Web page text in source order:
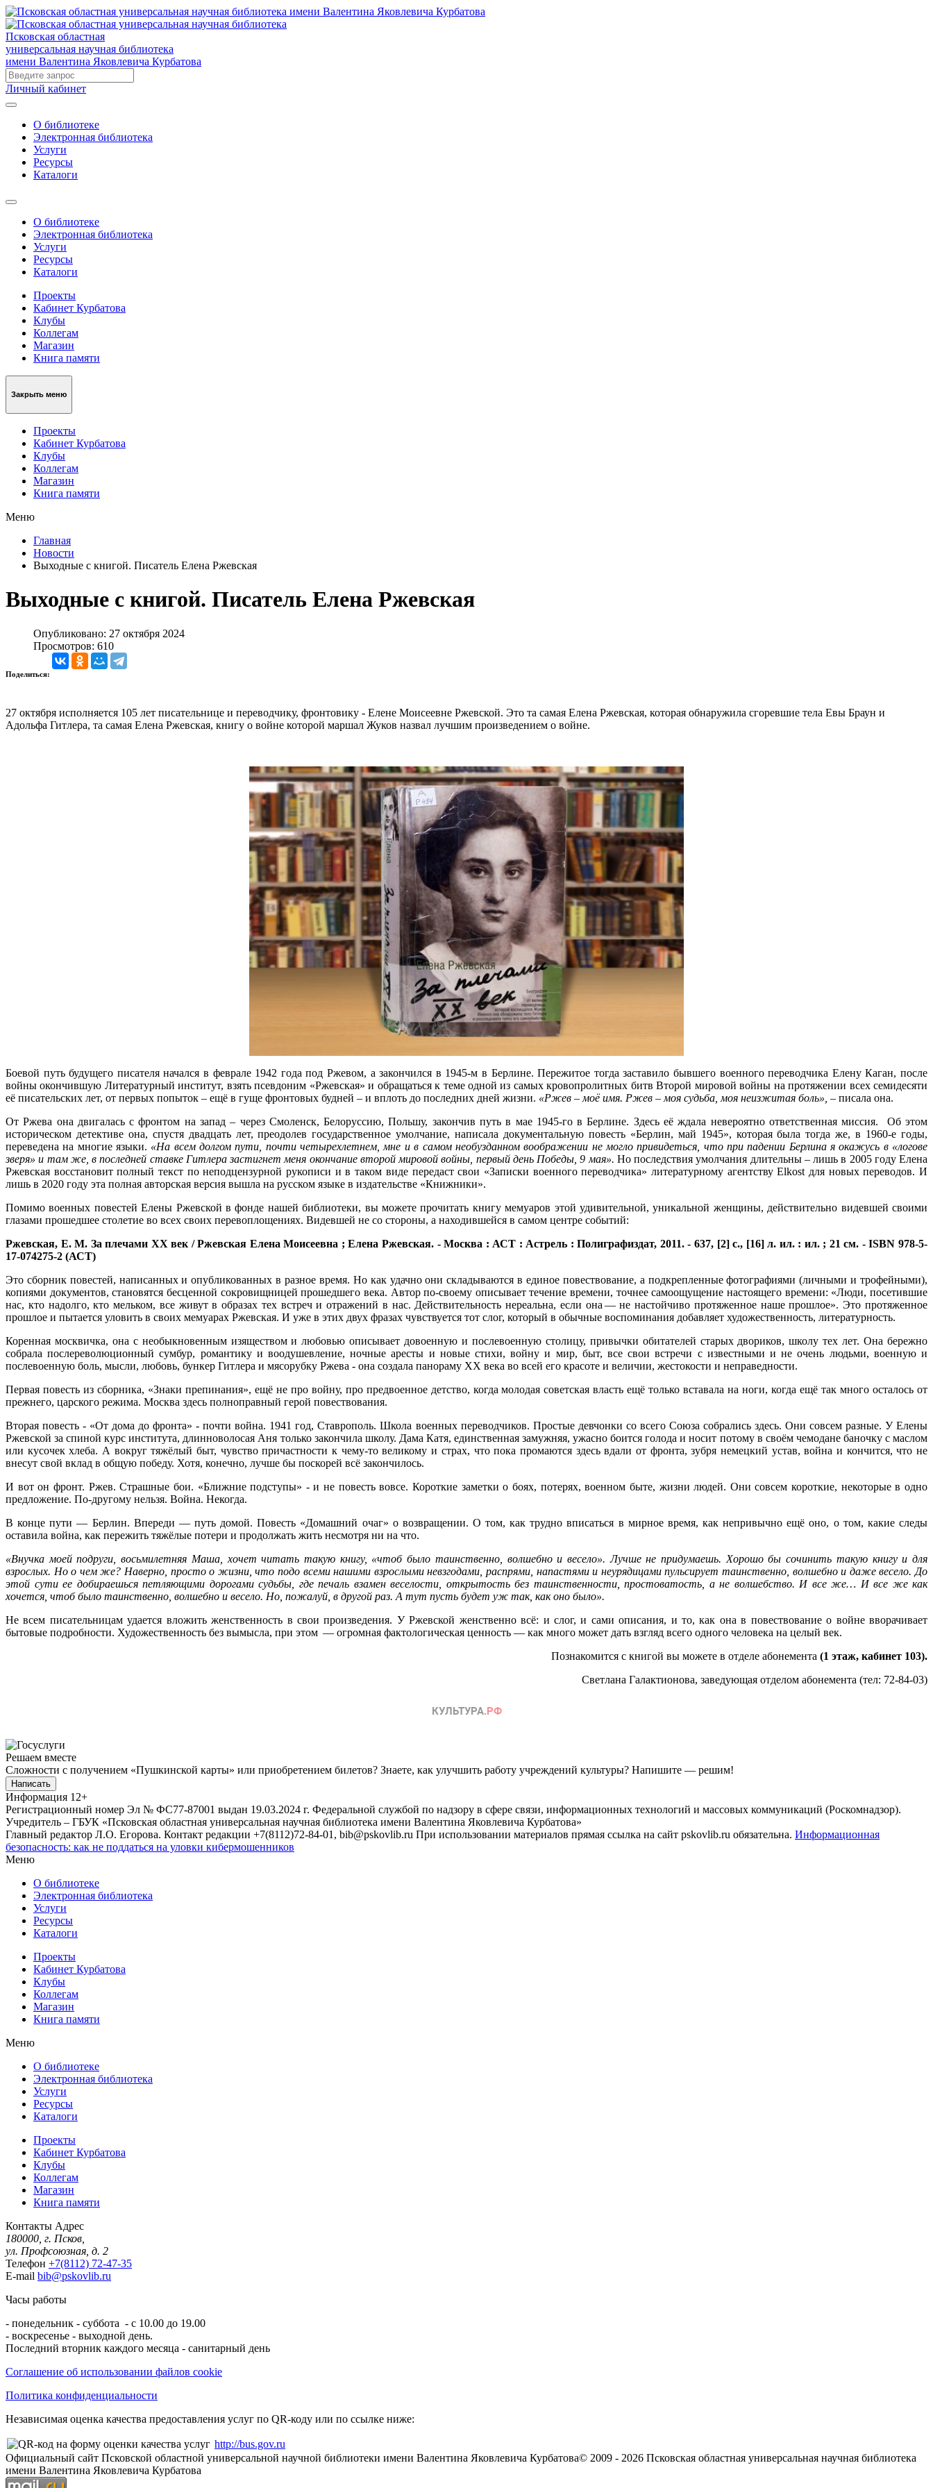
Псковская областная
универсальная научная библиотека
имени Валентина Яковлевича Курбатова
Личный кабинет
О библиотеке
Электронная библиотека
Услуги
Ресурсы
Каталоги
О библиотеке
Электронная библиотека
Услуги
Ресурсы
Каталоги
Проекты
Кабинет Курбатова
Клубы
Коллегам
Магазин
Книга памяти
Закрыть меню
Проекты
Кабинет Курбатова
Клубы
Коллегам
Магазин
Книга памяти
Меню
Главная
Новости
Выходные с книгой. Писатель Елена Ржевская
Выходные с книгой. Писатель Елена Ржевская
Опубликовано: 27 октября 2024
Просмотров: 610
Поделиться:
27 октября исполняется 105 лет писательнице и переводчику, фронтовику - Елене Моисеевне Ржевской. Это та самая Елена Ржевская, которая обнаружила сгоревшие тела Евы Браун и
Адольфа Гитлера, та самая Елена Ржевская, книгу о войне которой маршал Жуков назвал лучшим произведением о войне.
Боевой путь будущего писателя начался в феврале 1942 года под Ржевом, а закончился в 1945-м в Берлине. Пережитое тогда заставило бывшего военного переводчика Елену Каган, после
войны окончившую Литературный институт, взять псевдоним «Ржевская» и обращаться к теме одной из самых кровопролитных битв Второй мировой войны на протяжении всех семидесяти
её писательских лет, от первых попыток – ещё в гуще фронтовых будней – и вплоть до последних дней жизни. «Ржев – моё имя. Ржев – моя судьба, моя неизжитая боль», – писала она.
От Ржева она двигалась с фронтом на запад – через Смоленск, Белоруссию, Польшу, закончив путь в мае 1945-го в Берлине. Здесь её ждала невероятно ответственная миссия. Об этом
историческом детективе она, спустя двадцать лет, преодолев государственное умолчание, написала документальную повесть «Берлин, май 1945», которая была тогда же, в 1960-е годы,
переведена на многие языки. «На всем долгом пути, почти четырехлетнем, мне и в самом необузданном воображении не могло привидеться, что при падении Берлина я окажусь в «логове
зверя» и там же, в последней ставке Гитлера застигнет меня окончание второй мировой войны, первый день Победы, 9 мая». Но последствия умолчания длительны – лишь в 2005 году Елена
Ржевская восстановит полный текст по неподцензурной рукописи и в таком виде передаст свои «Записки военного переводчика» литературному агентству Elkost для новых переводов. И
лишь в 2020 году эта полная авторская версия вышла на русском языке в издательстве «Книжники».
Помимо военных повестей Елены Ржевской в фонде нашей библиотеки, вы можете прочитать книгу мемуаров этой удивительной, уникальной женщины, действительно видевшей своими
глазами прошедшее столетие во всех своих перевоплощениях. Видевшей не со стороны, а находившейся в самом центре событий:
Ржевская, Е. М. За плечами XX век / Ржевская Елена Моисеевна ; Елена Ржевская. - Москва : АСТ : Астрель : Полиграфиздат, 2011. - 637, [2] с., [16] л. ил. : ил. ; 21 см. - ISBN 978-5-
17-074275-2 (АСТ)
Это сборник повестей, написанных и опубликованных в разное время. Но как удачно они складываются в единое повествование, а подкрепленные фотографиями (личными и трофейными),
копиями документов, становятся бесценной сокровищницей прошедшего века. Автор по-своему описывает течение времени, точнее самоощущение настоящего времени: «Люди, посетившие
нас, кто надолго, кто мельком, все живут в образах тех встреч и отражений в нас. Действительность нереальна, если она — не настойчиво протяженное наше прошлое». Это протяженное
прошлое и пытается уловить в своих мемуарах Ржевская. И уже в этих двух фразах чувствуется тот слог, который в обычные воспоминания добавляет художественность, литературность.
Коренная москвичка, она с необыкновенным изяществом и любовью описывает довоенную и послевоенную столицу, привычки обитателей старых двориков, школу тех лет. Она бережно
собрала послереволюционный сумбур, романтику и воодушевление, ночные аресты и новые стихи, войну и мир, быт, все свои встречи с известными и не очень людьми, военную и
послевоенную боль, мысли, любовь, бункер Гитлера и мясорубку Ржева - она создала панораму ХХ века во всей его красоте и величии, жестокости и неправедности.
Первая повесть из сборника, «Знаки препинания», ещё не про войну, про предвоенное детство, когда молодая советская власть ещё только вставала на ноги, когда ещё так много осталось от
прежнего, царского режима. Москва здесь полноправный герой повествования.
Вторая повесть - «От дома до фронта» - почти война. 1941 год, Ставрополь. Школа военных переводчиков. Простые девчонки со всего Союза собрались здесь. Они совсем разные. У Елены
Ржевской за спиной курс института, длинноволосая Аня только закончила школу. Дама Катя, единственная замужняя, ужасно боится голода и носит потому в своём чемодане баночку с маслом
или кусочек хлеба. А вокруг тяжёлый быт, чувство причастности к чему-то великому и страх, что пока промаются здесь вдали от фронта, зубря немецкий устав, война и кончится, что не
внесут свой вклад в общую победу. Хотя, конечно, лучше бы поскорей всё закончилось.
И вот он фронт. Ржев. Страшные бои. «Ближние подступы» - и не повесть вовсе. Короткие заметки о боях, потерях, военном быте, жизни людей. Они совсем короткие, некоторые в одно
предложение. По-другому нельзя. Война. Некогда.
В конце пути — Берлин. Впереди — путь домой. Повесть «Домашний очаг» о возвращении. О том, как трудно вписаться в мирное время, как непривычно ещё оно, о том, какие следы
оставила война, как пережить тяжёлые потери и продолжать жить несмотря ни на что.
«Внучка моей подруги, восьмилетняя Маша, хочет читать такую книгу, «чтоб было таинственно, волшебно и весело». Лучше не придумаешь. Хорошо бы сочинить такую книгу и для
взрослых. Но о чем же? Наверно, просто о жизни, что подо всеми нашими взрослыми невзгодами, распрями, напастями и неурядицами пульсирует таинственно, волшебно и даже весело. До
этой сути ее добираешься петляющими дорогами судьбы, где печаль взамен веселости, открытость без таинственности, простоватость, а не волшебство. И все же… И все же как
хочется, чтоб было таинственно, волшебно и весело. Но, пожалуй, в другой раз. А тут пусть будет уж так, как оно было».
Не всем писательницам удается вложить женственность в свои произведения. У Ржевской женственно всё: и слог, и сами описания, и то, как она в повествование о войне вворачивает
бытовые подробности. Художественность без вымысла, при этом — огромная фактологическая ценность — как много может дать взгляд всего одного человека на целый век.
Познакомится с книгой вы можете в отделе абонемента (1 этаж, кабинет 103).
Светлана Галактионова, заведующая отделом абонемента (тел: 72-84-03)
Решаем вместе
Сложности с получением «Пушкинской карты» или приобретением билетов? Знаете, как улучшить работу учреждений культуры? Напишите — решим!
Написать
Информация 12+
Регистрационный номер Эл № ФС77-87001 выдан 19.03.2024 г. Федеральной службой по надзору в сфере связи, информационных технологий и массовых коммуникаций (Роскомнадзор).
Учредитель – ГБУК «Псковская областная универсальная научная библиотека имени Валентина Яковлевича Курбатова»
Главный редактор Л.О. Егорова. Контакт редакции +7(8112)72-84-01, bib@pskovlib.ru При использовании материалов прямая ссылка на сайт pskovlib.ru обязательна. Информационная
безопасность: как не поддаться на уловки кибермошенников
Меню
О библиотеке
Электронная библиотека
Услуги
Ресурсы
Каталоги
Проекты
Кабинет Курбатова
Клубы
Коллегам
Магазин
Книга памяти
Меню
О библиотеке
Электронная библиотека
Услуги
Ресурсы
Каталоги
Проекты
Кабинет Курбатова
Клубы
Коллегам
Магазин
Книга памяти
Контакты Адрес
180000, г. Псков,
ул. Профсоюзная, д. 2
Телефон +7(8112) 72-47-35
E-mail bib@pskovlib.ru
Часы работы
- понедельник - суббота - с 10.00 до 19.00
- воскресенье - выходной день.
Последний вторник каждого месяца - санитарный день
Соглашение об использовании файлов cookie
Политика конфиденциальности
Независимая оценка качества предоставления услуг по QR-коду или по ссылке ниже:
http://bus.gov.ru
Официальный сайт Псковской областной универсальной научной библиотеки имени Валентина Яковлевича Курбатова© 2009 - 2026 Псковская областная универсальная научная библиотека
имени Валентина Яковлевича Курбатова